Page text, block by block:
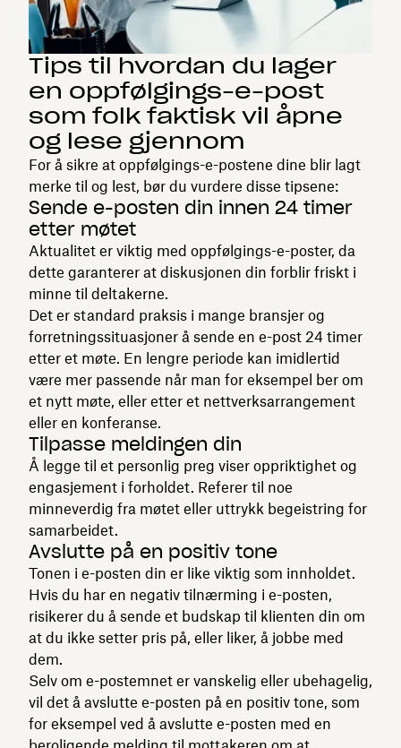
Tips til hvordan du lager
en oppfølgings-e-post
som folk faktisk vil åpne
og lese gjennom
For å sikre at oppfølgings-e-postene dine blir lagt
merke til og lest, bør du vurdere disse tipsene:
Sende e-posten din innen 24 timer
etter møtet
Aktualitet er viktig med oppfølgings-e-poster, da
dette garanterer at diskusjonen din forblir friskt i
minne til deltakerne.
Det er standard praksis i mange bransjer og
forretningssituasjoner å sende en e-post 24 timer
etter et møte. En lengre periode kan imidlertid
være mer passende når man for eksempel ber om
et nytt møte, eller etter et nettverksarrangement
eller en konferanse.
Tilpasse meldingen din
Å legge til et personlig preg viser oppriktighet og
engasjement i forholdet. Referer til noe
minneverdig fra møtet eller uttrykk begeistring for
samarbeidet.
Avslutte på en positiv tone
Tonen i e-posten din er like viktig som innholdet.
Hvis du har en negativ tilnærming i e-posten,
risikerer du å sende et budskap til klienten din om
at du ikke setter pris på, eller liker, å jobbe med
dem.
Selv om e-postemnet er vanskelig eller ubehagelig,
vil det å avslutte e-posten på en positiv tone, som
for eksempel ved å avslutte e-posten med en